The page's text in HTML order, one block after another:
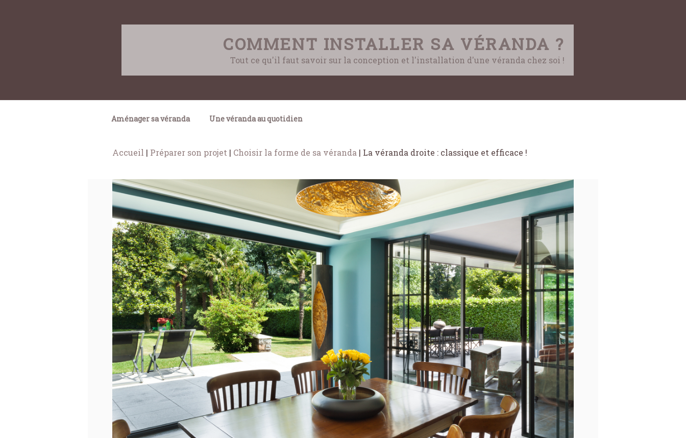
COMMENT INSTALLER SA VÉRANDA ?
Tout ce qu'il faut savoir sur la conception et l'installation d'une véranda chez soi !
Aménager sa véranda Une véranda au quotidien
Accueil | Préparer son projet | Choisir la forme de sa véranda | La véranda droite : classique et efficace !